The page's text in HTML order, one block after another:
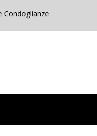
Condoglianze